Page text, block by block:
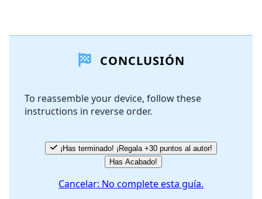
Agregar Comentario
Cancelar
CONCLUSIÓN
To reassemble your device, follow these
instructions in reverse order.
¡Has terminado! ¡Regala +30 puntos al autor!
Has Acabado!
Cancelar: No complete esta guía.